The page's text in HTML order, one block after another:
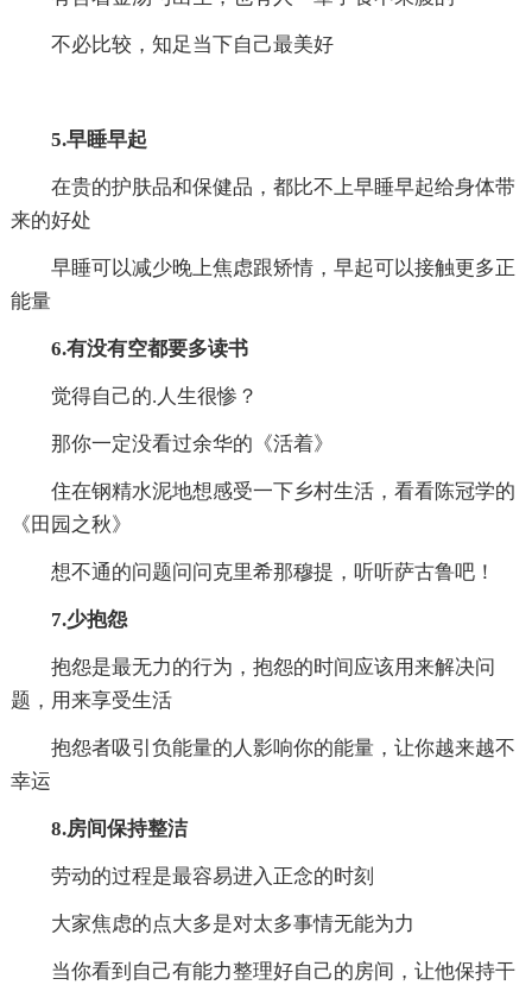
不必比较，知足当下自己最美好
5.早睡早起
在贵的护肤品和保健品，都比不上早睡早起给身体带
来的好处
早睡可以减少晚上焦虑跟矫情，早起可以接触更多正
能量
6.有没有空都要多读书
觉得自己的.人生很惨？
那你一定没看过余华的《活着》
住在钢精水泥地想感受一下乡村生活，看看陈冠学的
《田园之秋》
想不通的问题问问克里希那穆提，听听萨古鲁吧！
7.少抱怨
抱怨是最无力的行为，抱怨的时间应该用来解决问
题，用来享受生活
抱怨者吸引负能量的人影响你的能量，让你越来越不
幸运
8.房间保持整洁
劳动的过程是最容易进入正念的时刻
大家焦虑的点大多是对太多事情无能为力
当你看到自己有能力整理好自己的房间，让他保持干